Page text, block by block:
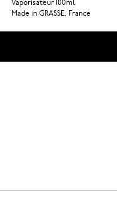
Vaporisateur 100ml
Made in GRASSE, France